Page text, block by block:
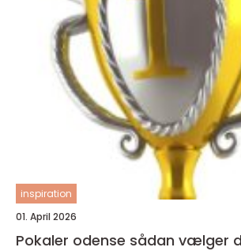
inspiration
01. April 2026
Pokaler odense sådan vælger du de rigtige